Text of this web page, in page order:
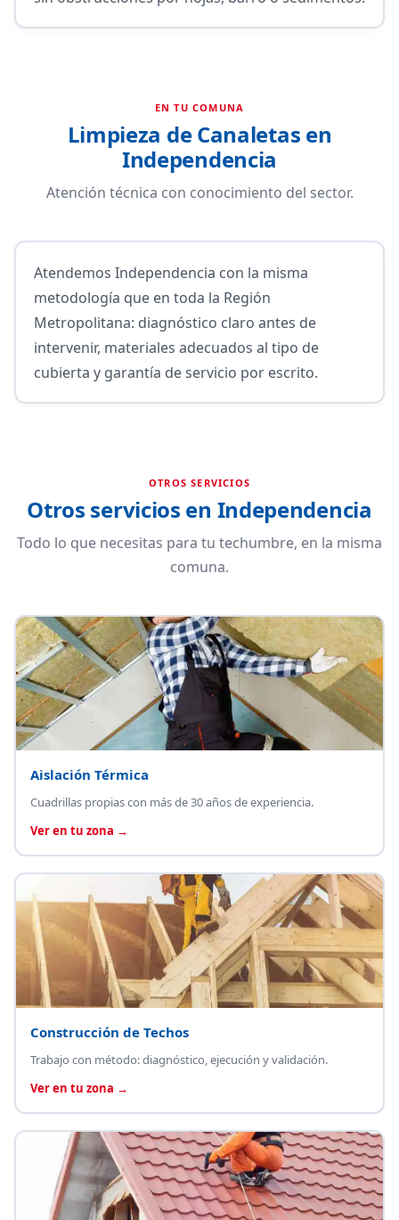
EN TU COMUNA
Limpieza de Canaletas en
Independencia
Atención técnica con conocimiento del sector.
Atendemos Independencia con la misma
metodología que en toda la Región
Metropolitana: diagnóstico claro antes de
intervenir, materiales adecuados al tipo de
cubierta y garantía de servicio por escrito.
OTROS SERVICIOS
Otros servicios en Independencia
Todo lo que necesitas para tu techumbre, en la misma
comuna.
Aislación Térmica
Cuadrillas propias con más de 30 años de experiencia.
Ver en tu zona →
Construcción de Techos
Trabajo con método: diagnóstico, ejecución y validación.
Ver en tu zona →